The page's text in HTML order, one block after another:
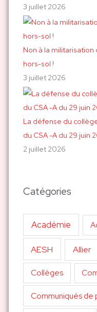
3 juillet 2026
Non à la militarisation
hors-sol !
3 juillet 2026
La défense du
du CSA -A du 29 juin
2 juillet 2026
Catégories
Académie
AESH Allier
Collèges
Communiqués de